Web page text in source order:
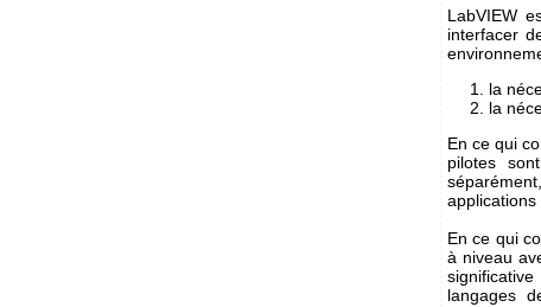
LabVIEW
interfacer
la
la
En ce qui
pilotes
En ce qui
à niveau
langages